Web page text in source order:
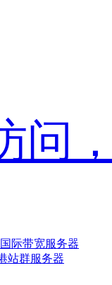
问
际带宽服务器
站群服务器